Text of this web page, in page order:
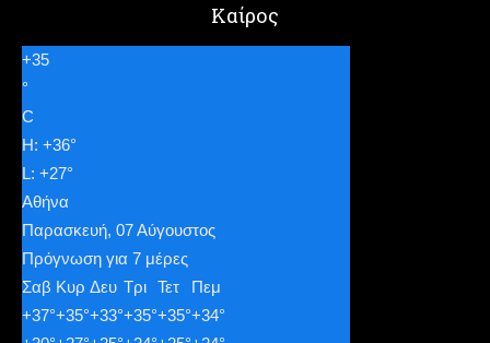
Καίρος
+35
°
C
H: +36°
L: +27°
Αθήνα
Παρασκευή, 07 Αύγουστος
Πρόγνωση για 7 μέρες
Σαβ Κυρ Δευ Τρι Τετ
Πεμ
+37°+35°+33°+35°+35°+34°